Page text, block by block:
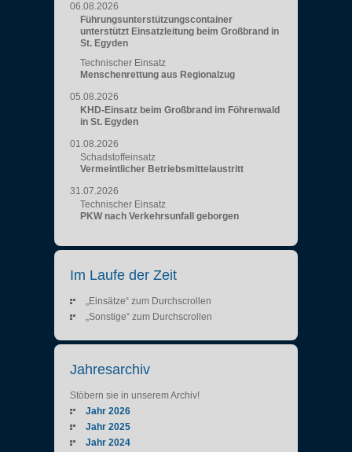
06.08.2026
Führungsunterstützungscontainer
unterstützt Einsatzleitung beim Großbrand in
St. Egyden
Technischer Einsatz
Menschenrettung aus Regionalzug
05.08.2026
KHD-Einsatz beim Großbrand im Föhrenwald
in St. Egyden
01.08.2026
Schadstoffeinsatz
Vermeintlicher Betriebsmittelaustritt
31.07.2026
Technischer Einsatz
PKW nach Verkehrsunfall geborgen
Im Laufe der Zeit
„Einsätze“ zum Durchscrollen
„Sonstige“ zum Durchscrollen
Jahresarchiv
Stöbern sie in unserem Archiv!
Jahr 2026
Jahr 2025
Jahr 2024